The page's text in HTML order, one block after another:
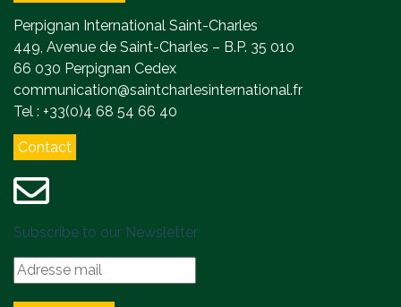
Perpignan International Saint-Charles
449, Avenue de Saint-Charles – B.P. 35 010
66 030 Perpignan Cedex
communication@saintcharlesinternational.fr
Tel : +33(0)4 68 54 66 40
Contact
Subscribe to our Newsletter